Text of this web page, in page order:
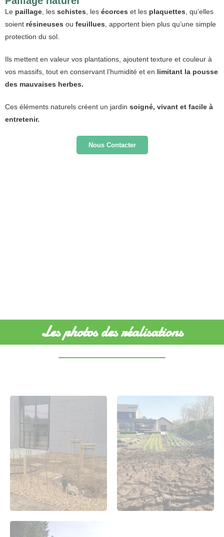
Le paillage , les schistes , les écorces et les plaquettes , qu’elles
soient résineuses ou feuillues , apportent bien plus qu’une simple
protection du sol.
Ils mettent en valeur vos plantations , ajoutent texture et couleur à
vos massifs, tout en conservant l’humidité et en limitant la pousse
des mauvaises herbes.
Ces éléments naturels créent un jardin soigné, vivant et facile à
entretenir.
Nous Contacter
Les photos des réalisations